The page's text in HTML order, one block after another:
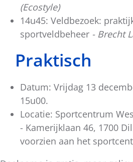
(Ecostyle)
14u45: Veldbezoek:
sportveldbeheer - Brecht
Praktisch
Datum: Vrijdag 13
15u00.
Locatie: Sportcentrum
- Kamerijklaan 46, 1700
voorzien aan het